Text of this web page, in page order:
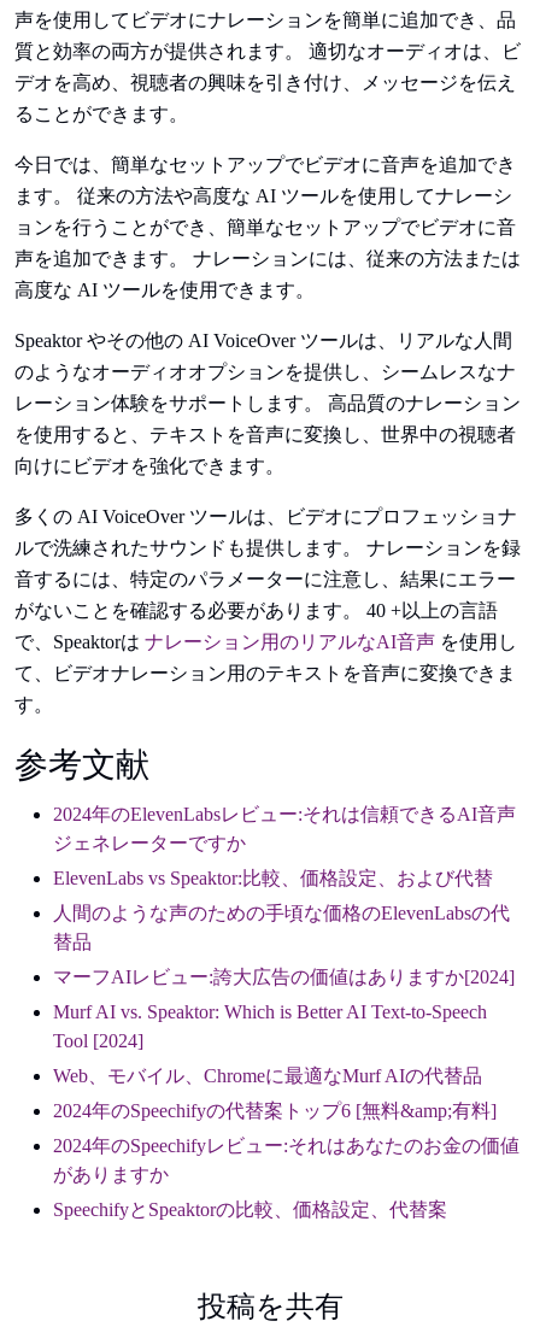
声を使用してビデオにナレーションを簡単に追加でき、品
質と効率の両方が提供されます。 適切なオーディオは、ビ
デオを高め、視聴者の興味を引き付け、メッセージを伝え
ることができます。
今日では、簡単なセットアップでビデオに音声を追加でき
ます。 従来の方法や高度な AI ツールを使用してナレーシ
ョンを行うことができ、簡単なセットアップでビデオに音
声を追加できます。 ナレーションには、従来の方法または
高度な AI ツールを使用できます。
Speaktor やその他の AI VoiceOver ツールは、リアルな人間
のようなオーディオオプションを提供し、シームレスなナ
レーション体験をサポートします。 高品質のナレーション
を使用すると、テキストを音声に変換し、世界中の視聴者
向けにビデオを強化できます。
多くの AI VoiceOver ツールは、ビデオにプロフェッショナ
ルで洗練されたサウンドも提供します。 ナレーションを録
音するには、特定のパラメーターに注意し、結果にエラー
がないことを確認する必要があります。 40 +以上の言語
で、Speaktorは ナレーション用のリアルなAI音声 を使用し
て、ビデオナレーション用のテキストを音声に変換できま
す。
参考文献
2024年のElevenLabsレビュー:それは信頼できるAI音声
ジェネレーターですか
ElevenLabs vs Speaktor:比較、価格設定、および代替
人間のような声のための手頃な価格のElevenLabsの代
替品
マーフAIレビュー:誇大広告の価値はありますか[2024]
Murf AI vs. Speaktor: Which is Better AI Text-to-Speech
Tool [2024]
Web、モバイル、Chromeに最適なMurf AIの代替品
2024年のSpeechifyの代替案トップ6 [無料&amp;有料]
2024年のSpeechifyレビュー:それはあなたのお金の価値
がありますか
SpeechifyとSpeaktorの比較、価格設定、代替案
投稿を共有